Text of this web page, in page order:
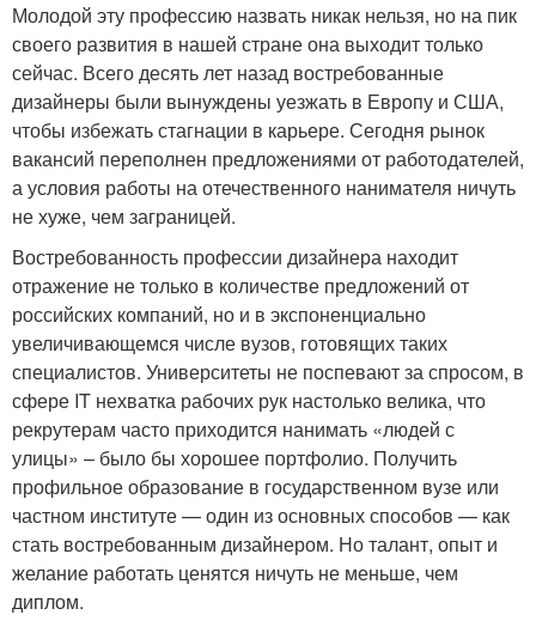
Молодой эту профессию назвать никак нельзя, но на пик
своего развития в нашей стране она выходит только
сейчас. Всего десять лет назад востребованные
дизайнеры были вынуждены уезжать в Европу и США,
чтобы избежать стагнации в карьере. Сегодня рынок
вакансий переполнен предложениями от работодателей,
а условия работы на отечественного нанимателя ничуть
не хуже, чем заграницей.
Востребованность профессии дизайнера находит
отражение не только в количестве предложений от
российских компаний, но и в экспоненциально
увеличивающемся числе вузов, готовящих таких
специалистов. Университеты не поспевают за спросом, в
сфере IT нехватка рабочих рук настолько велика, что
рекрутерам часто приходится нанимать «людей с
улицы» – было бы хорошее портфолио. Получить
профильное образование в государственном вузе или
частном институте — один из основных способов — как
стать востребованным дизайнером. Но талант, опыт и
желание работать ценятся ничуть не меньше, чем
диплом.